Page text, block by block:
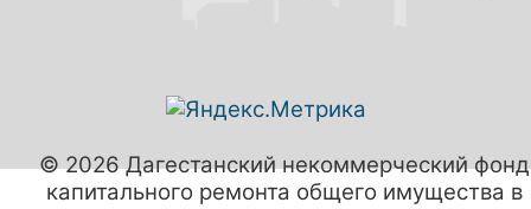
© 2026 Дагестанский некоммерческий фонд
капитального pемонта общего имущества в